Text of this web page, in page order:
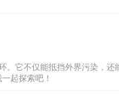
。它不仅能抵挡外界污染，
起探索吧！